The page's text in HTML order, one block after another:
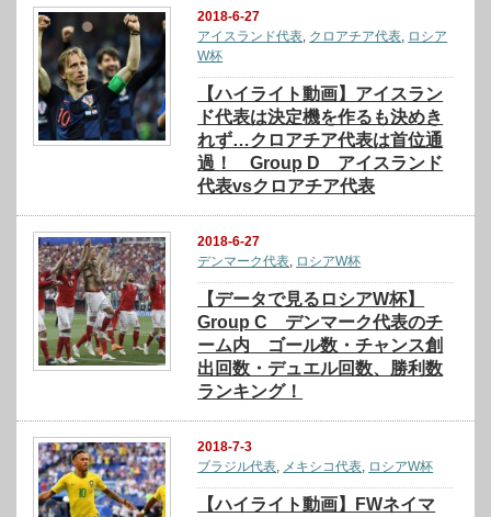
2018-6-27
アイスランド代表, クロアチア代表, ロシア
W杯
【ハイライト動画】アイスラン
ド代表は決定機を作るも決めき
れず…クロアチア代表は首位通
過！ Group D アイスランド
代表vsクロアチア代表
2018-6-27
デンマーク代表, ロシアW杯
【データで見るロシアW杯】
Group C デンマーク代表のチ
ーム内 ゴール数・チャンス創
出回数・デュエル回数、勝利数
ランキング！
2018-7-3
ブラジル代表, メキシコ代表, ロシアW杯
【ハイライト動画】FWネイマ